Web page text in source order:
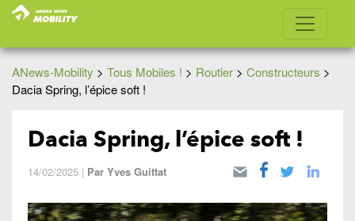
ANews-Mobility > Tous Mobiles ! > Routier > Constructeurs >
Dacia Spring, l’épice soft !
Dacia Spring, l’épice soft !
14/02/2025 | Par Yves Guittat